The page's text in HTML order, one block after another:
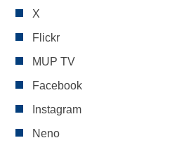
X
Flickr
MUP TV
Facebook
Instagram
Neno